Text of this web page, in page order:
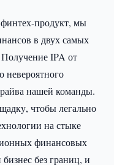
продукт, мы
в двух самых
IPA от
невероятного
нашей команды.
чтобы легально
на стыке
финансовых
без границ, и